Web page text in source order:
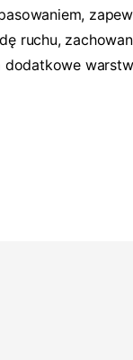
ruchu,
dodatkowe